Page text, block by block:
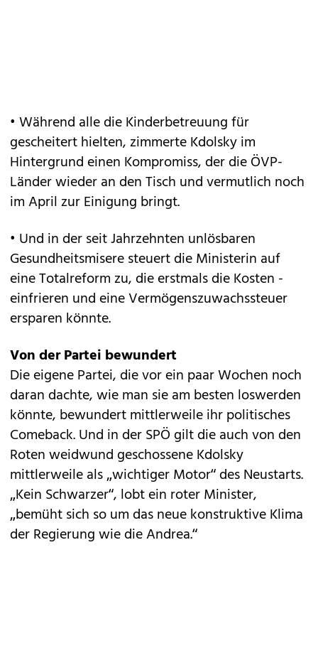
• Während alle die Kinderbetreuung für
gescheitert hielten, zimmerte Kdolsky im
Hintergrund einen Kompromiss, der die ÖVP-
Länder wieder an den Tisch und vermutlich noch
im ­April zur Einigung bringt.
• Und in der seit Jahrzehnten unlösbaren
Gesundheitsmisere steuert die Ministerin auf
eine Totalreform zu, die erstmals die Kosten ­
einfrieren und eine Vermögenszuwachssteuer
ersparen könnte.
Von der Partei bewundert
Die eigene Partei, die vor ein paar Wochen noch
daran dachte, wie man sie am besten loswerden
könnte, bewundert mittlerweile ihr politisches
Comeback. Und in der SPÖ gilt die auch von den
Roten weidwund geschossene Kdolsky
mittlerweile als „wichtiger Motor“ des Neustarts.
„Kein Schwarzer“, lobt ein roter Minister,
„bemüht sich so um das neue kons­truktive Klima
der Regierung wie die Andrea.“